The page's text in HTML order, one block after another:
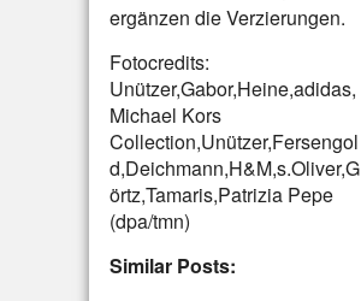
ergänzen die Verzierungen.
Fotocredits:
Unützer,Gabor,Heine,adidas,
Michael Kors
Collection,Unützer,Fersengol
d,Deichmann,H&M,s.Oliver,G
örtz,Tamaris,Patrizia Pepe
(dpa/tmn)
Similar Posts: